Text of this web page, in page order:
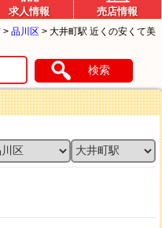
求人情報 売店情報
> 品川区 > 大井町駅 近くの安くて美
検索